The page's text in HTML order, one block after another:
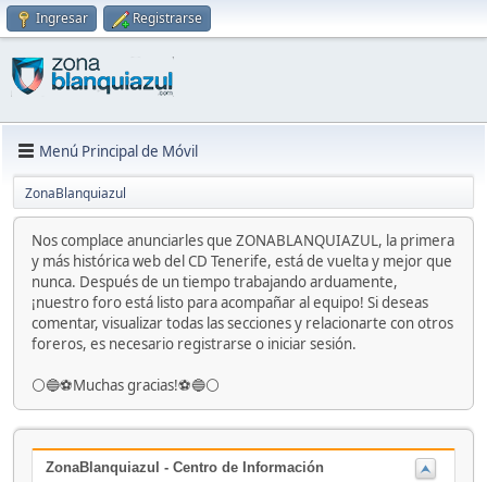
Ingresar Registrarse
Menú Principal de Móvil
ZonaBlanquiazul
Nos complace anunciarles que ZONABLANQUIAZUL, la primera
y más histórica web del CD Tenerife, está de vuelta y mejor que
nunca. Después de un tiempo trabajando arduamente,
¡nuestro foro está listo para acompañar al equipo! Si deseas
comentar, visualizar todas las secciones y relacionarte con otros
foreros, es necesario registrarse o iniciar sesión.
⚪️🔵⚽️Muchas gracias!⚽️🔵⚪️
ZonaBlanquiazul - Centro de Información